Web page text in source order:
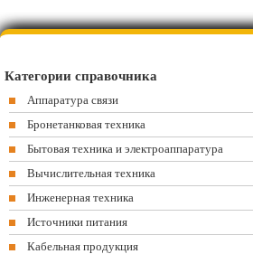
Категории справочника
Аппаратура связи
Бронетанковая техника
Бытовая техника и электроаппаратура
Вычислительная техника
Инженерная техника
Источники питания
Кабельная продукция